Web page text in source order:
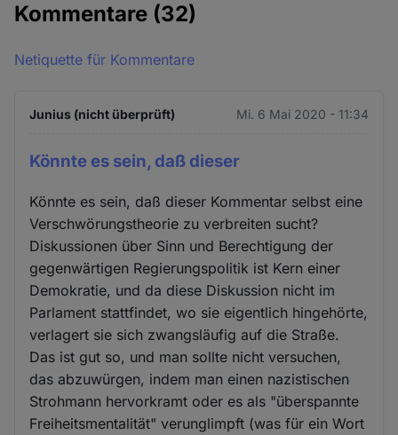
Kommentare (32)
Netiquette für Kommentare
Junius (nicht überprüft) Mi. 6 Mai 2020 - 11:34
Könnte es sein, daß dieser
Könnte es sein, daß dieser Kommentar selbst eine
Verschwörungstheorie zu verbreiten sucht?
Diskussionen über Sinn und Berechtigung der
gegenwärtigen Regierungspolitik ist Kern einer
Demokratie, und da diese Diskussion nicht im
Parlament stattfindet, wo sie eigentlich hingehörte,
verlagert sie sich zwangsläufig auf die Straße.
Das ist gut so, und man sollte nicht versuchen,
das abzuwürgen, indem man einen nazistischen
Strohmann hervorkramt oder es als "überspannte
Freiheitsmentalität" verunglimpft (was für ein Wort